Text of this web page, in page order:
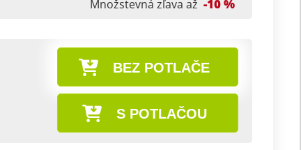
Množstevná zľava až -10 %
BEZ POTLAČE
S POTLAČOU